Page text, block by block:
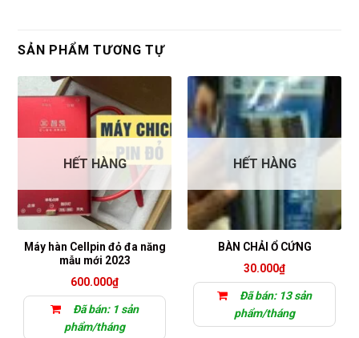
SẢN PHẨM TƯƠNG TỰ
HẾT HÀNG
Máy hàn Cellpin đỏ đa năng
mẫu mới 2023
600.000₫
Đã bán: 1 sản
phẩm/tháng
HẾT HÀNG
BÀN CHẢI Ổ CỨNG
30.000₫
Đã bán: 13 sản
phẩm/tháng